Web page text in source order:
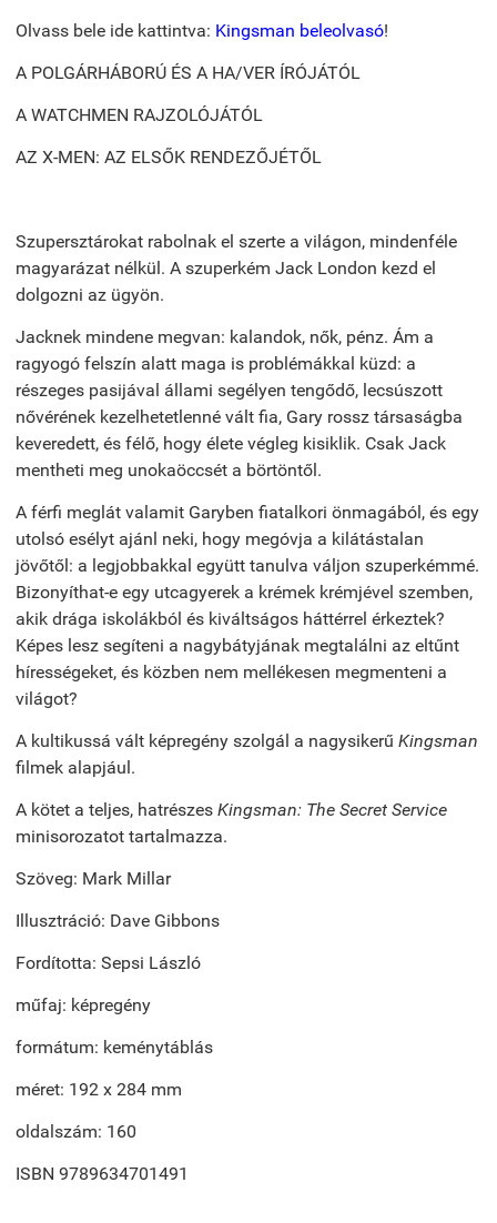
Olvass bele ide kattintva: Kingsman beleolvasó!
A POLGÁRHÁBORÚ ÉS A HA/VER ÍRÓJÁTÓL
A WATCHMEN RAJZOLÓJÁTÓL
AZ X-MEN: AZ ELSŐK RENDEZŐJÉTŐL
Szupersztárokat rabolnak el szerte a világon, mindenféle
magyarázat nélkül. A szuperkém Jack London kezd el
dolgozni az ügyön.
Jacknek mindene megvan: kalandok, nők, pénz. Ám a
ragyogó felszín alatt maga is problémákkal küzd: a
részeges pasijával állami segélyen tengődő, lecsúszott
nővérének kezelhetetlenné vált fia, Gary rossz társaságba
keveredett, és félő, hogy élete végleg kisiklik. Csak Jack
mentheti meg unokaöccsét a börtöntől.
A férfi meglát valamit Garyben fiatalkori önmagából, és egy
utolsó esélyt ajánl neki, hogy megóvja a kilátástalan
jövőtől: a legjobbakkal együtt tanulva váljon szuperkémmé.
Bizonyíthat-e egy utcagyerek a krémek krémjével szemben,
akik drága iskolákból és kiváltságos háttérrel érkeztek?
Képes lesz segíteni a nagybátyjának megtalálni az eltűnt
hírességeket, és közben nem mellékesen megmenteni a
világot?
A kultikussá vált képregény szolgál a nagysikerű Kingsman
filmek alapjául.
A kötet a teljes, hatrészes Kingsman: The Secret Service
minisorozatot tartalmazza.
Szöveg: Mark Millar
Illusztráció: Dave Gibbons
Fordította: Sepsi László
műfaj: képregény
formátum: keménytáblás
méret: 192 x 284 mm
oldalszám: 160
ISBN 9789634701491